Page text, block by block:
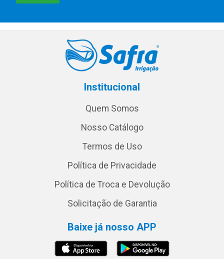
Institucional
Quem Somos
Nosso Catálogo
Termos de Uso
Política de Privacidade
Política de Troca e Devolução
Solicitação de Garantia
Baixe já nosso APP